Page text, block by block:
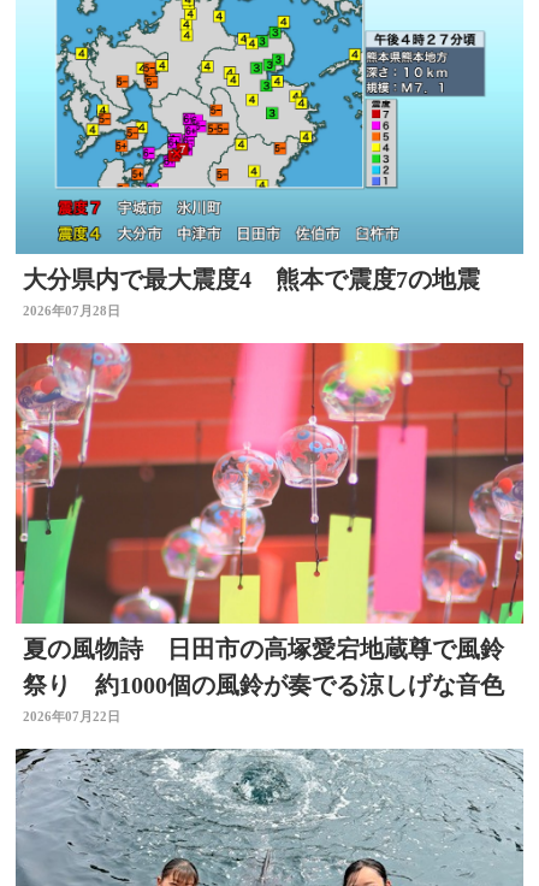
大分県内で最大震度4 熊本で震度7の地震
2026年07月28日
夏の風物詩 日田市の高塚愛宕地蔵尊で風鈴
祭り 約1000個の風鈴が奏でる涼しげな音色
2026年07月22日